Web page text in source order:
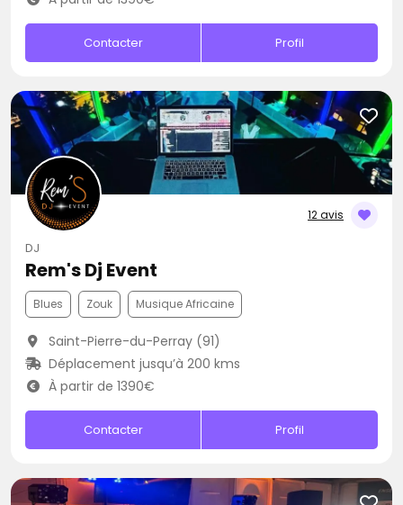
Contacter Profil
12 avis
DJ
Rem's Dj Event
Blues Zouk Musique Africaine
Saint-Pierre-du-Perray (91)
Déplacement jusqu’à 200 kms
À partir de 1390€
Contacter Profil